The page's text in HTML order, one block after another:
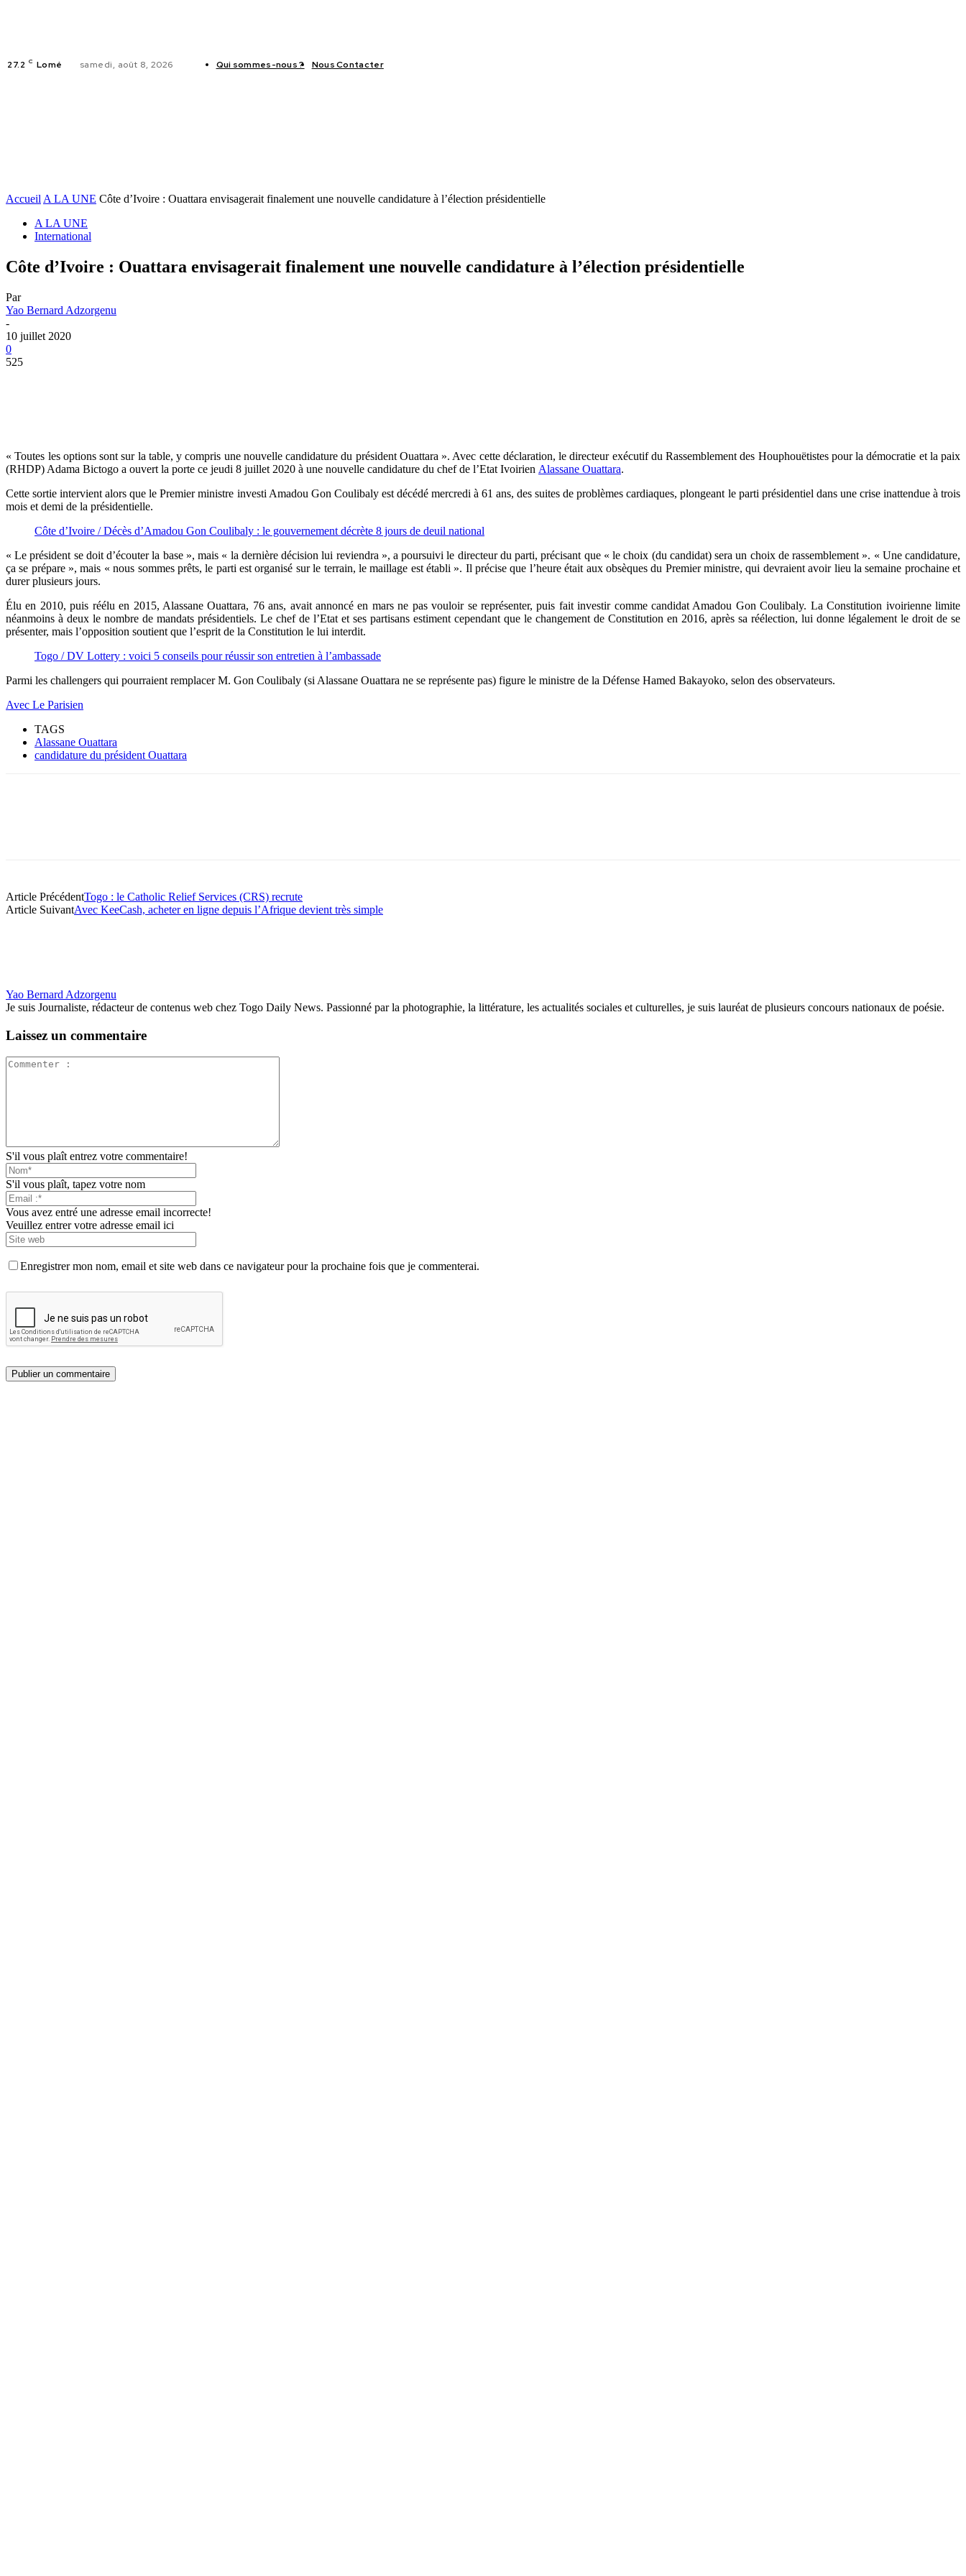
27.2 C Lomé samedi, août 8, 2026 Qui sommes-nous ? Nous Contacter
Accueil A LA UNE Côte d’Ivoire : Ouattara envisagerait finalement une nouvelle candidature à l’élection présidentielle
A LA UNE
International
Côte d’Ivoire : Ouattara envisagerait finalement une nouvelle candidature à l’élection présidentielle
Par
Yao Bernard Adzorgenu
-
10 juillet 2020
0
525
« Toutes les options sont sur la table, y compris une nouvelle candidature du président Ouattara ». Avec cette déclaration, le directeur exécutif du Rassemblement des Houphouëtistes pour la démocratie et la paix
(RHDP) Adama Bictogo a ouvert la porte ce jeudi 8 juillet 2020 à une nouvelle candidature du chef de l’Etat Ivoirien Alassane Ouattara.
Cette sortie intervient alors que le Premier ministre investi Amadou Gon Coulibaly est décédé mercredi à 61 ans, des suites de problèmes cardiaques, plongeant le parti présidentiel dans une crise inattendue à trois
mois et demi de la présidentielle.
Côte d’Ivoire / Décès d’Amadou Gon Coulibaly : le gouvernement décrète 8 jours de deuil national
« Le président se doit d’écouter la base », mais « la dernière décision lui reviendra », a poursuivi le directeur du parti, précisant que « le choix (du candidat) sera un choix de rassemblement ». « Une candidature,
ça se prépare », mais « nous sommes prêts, le parti est organisé sur le terrain, le maillage est établi ». Il précise que l’heure était aux obsèques du Premier ministre, qui devraient avoir lieu la semaine prochaine et
durer plusieurs jours.
Élu en 2010, puis réélu en 2015, Alassane Ouattara, 76 ans, avait annoncé en mars ne pas vouloir se représenter, puis fait investir comme candidat Amadou Gon Coulibaly. La Constitution ivoirienne limite
néanmoins à deux le nombre de mandats présidentiels. Le chef de l’Etat et ses partisans estiment cependant que le changement de Constitution en 2016, après sa réélection, lui donne légalement le droit de se
présenter, mais l’opposition soutient que l’esprit de la Constitution le lui interdit.
Togo / DV Lottery : voici 5 conseils pour réussir son entretien à l’ambassade
Parmi les challengers qui pourraient remplacer M. Gon Coulibaly (si Alassane Ouattara ne se représente pas) figure le ministre de la Défense Hamed Bakayoko, selon des observateurs.
Avec Le Parisien
TAGS
Alassane Ouattara
candidature du président Ouattara
Article PrécédentTogo : le Catholic Relief Services (CRS) recrute
Article SuivantAvec KeeCash, acheter en ligne depuis l’Afrique devient très simple
Yao Bernard Adzorgenu
Je suis Journaliste, rédacteur de contenus web chez Togo Daily News. Passionné par la photographie, la littérature, les actualités sociales et culturelles, je suis lauréat de plusieurs concours nationaux de poésie.
Laissez un commentaire
S'il vous plaît entrez votre commentaire!
S'il vous plaît, tapez votre nom
Vous avez entré une adresse email incorrecte!
Veuillez entrer votre adresse email ici
Enregistrer mon nom, email et site web dans ce navigateur pour la prochaine fois que je commenterai.